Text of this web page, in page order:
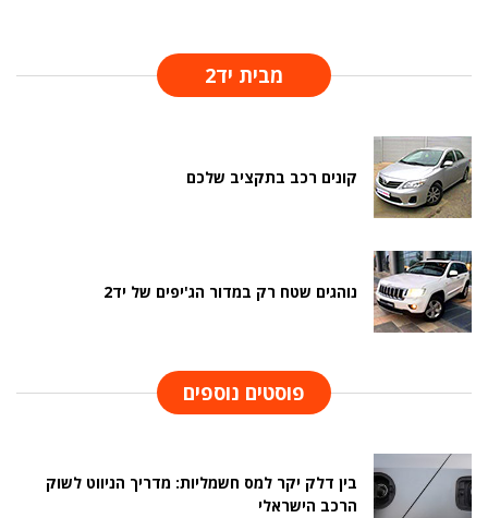
מבית יד2
קונים רכב בתקציב שלכם
נוהגים שטח רק במדור הג'יפים של יד2
פוסטים נוספים
בין דלק יקר למס חשמליות: מדריך הניווט לשוק
הרכב הישראלי